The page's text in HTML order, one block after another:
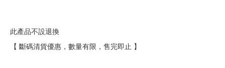
此產品不設退換
【 斷碼清貨優惠，數量有限，售完即止 】